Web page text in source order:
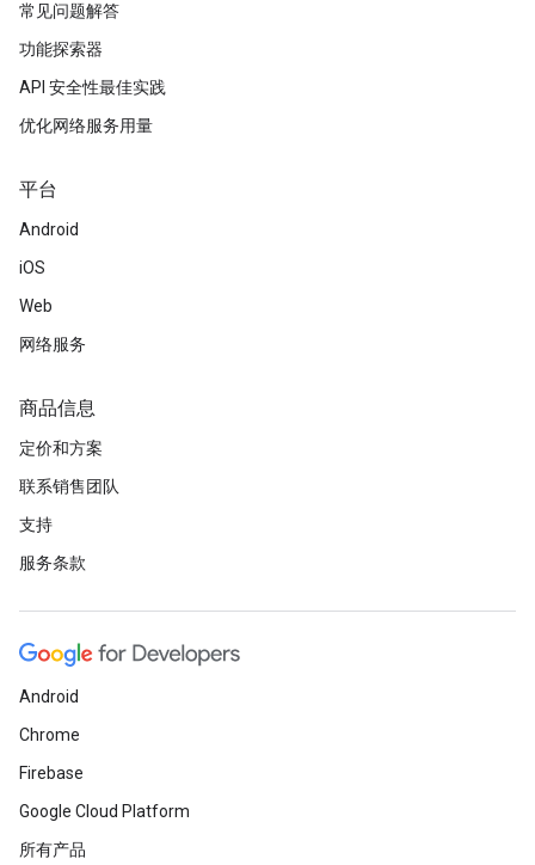
常见问题解答
功能探索器
API 安全性最佳实践
优化网络服务用量
平台
Android
iOS
Web
网络服务
商品信息
定价和方案
联系销售团队
支持
服务条款
Android
Chrome
Firebase
Google Cloud Platform
所有产品